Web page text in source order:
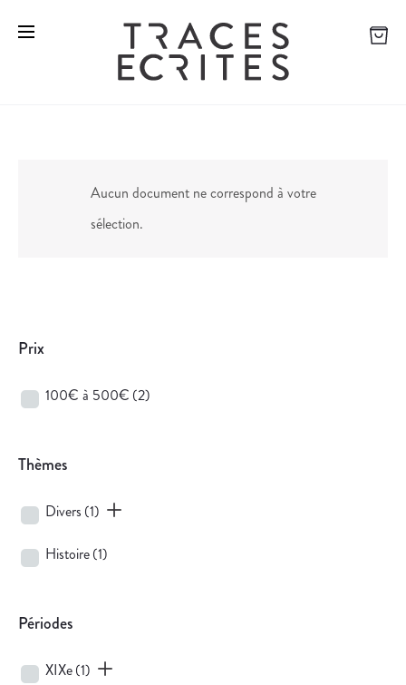
Aucun document ne correspond à votre
sélection.
Prix
100€ à 500€ (2)
Thèmes
Divers (1)
Histoire(1)
Périodes
XIXe(1)